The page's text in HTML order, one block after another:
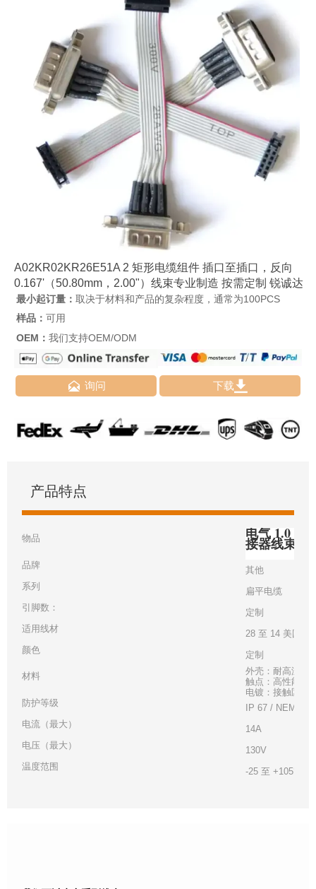
A02KR02KR26E51A 2 矩形电缆组件 插口至插口，反向
0.167'（50.80mm，2.00"）线束专业制造 按需定制 锐诚达
最小起订量： 取决于材料和产品的复杂程度，通常为100PCS
样品： 可用
OEM： 我们支持OEM/ODM
 询问 下载
产品特点
物品 电气 1.0 毫
接器线束
品牌
其他
系列
扁平电缆
引脚数：
定制
适用线材
28 至 14 美国线
颜色
定制
材料
外壳：耐高温白
触点：高性能铜
电镀：接触区 -
防护等级
IP 67 / NEMA 6P
电流（最大）
14A
电压（最大）
130V
温度范围
-25 至 +105°C